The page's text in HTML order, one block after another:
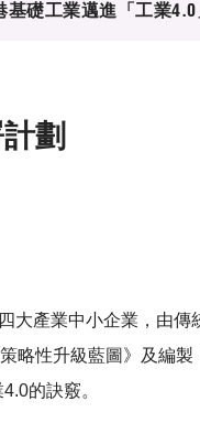
基礎工業邁進「工業4.0
劃
大產業中小企業，由
略性升級藍圖》及編
的訣竅。